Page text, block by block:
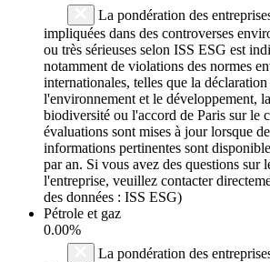
La pondération des
impliquées dans des controverses
ou très sérieuses selon ISS ESG est
notamment de violations des normes
internationales, telles que la
l'environnement et le développement,
biodiversité ou l'accord de Paris sur le
évaluations sont mises à jour lorsque
informations pertinentes sont
par an. Si vous avez des questions sur
l'entreprise, veuillez contacter
des données : ISS ESG)
Pétrole et gaz
0.00%
La pondération des